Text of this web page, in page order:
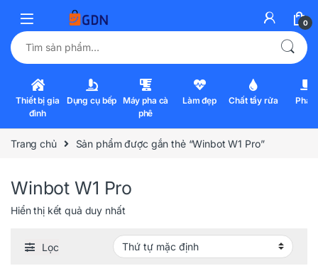
0
Tìm kiếm:
Thiết bị gia
đình
Dụng cụ bếp Máy pha cà
phê
Làm đẹp Chất tẩy rửa Pha
Trang chủ Sản phẩm được gắn thẻ “Winbot W1 Pro”
Winbot W1 Pro
Hiển thị kết quả duy nhất
Lọc